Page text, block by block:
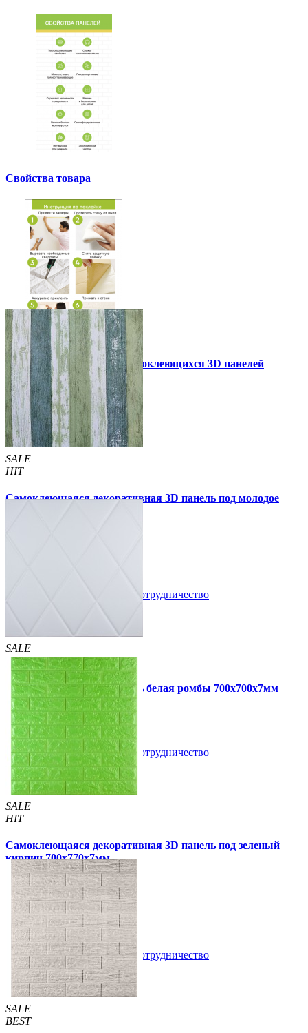
Свойства товара
Инструкция установки самоклеющихся 3D панелей
Другие так же купили
SALE
HIT
Самоклеющаяся декоративная 3D панель под молодое
Сотрудничество
SALE
HIT
Самоклеющаяся 3D панель белая ромбы 700x700x7мм
109 грн/шт 160 грн /шт
Купить В закладки Сотрудничество
SALE
HIT
Самоклеющаяся декоративная 3D панель под зеленый
кирпич 700x770x7мм
105 грн /шт 163 грн/шт
5 отзывов
Купить В закладки Сотрудничество
SALE
BEST